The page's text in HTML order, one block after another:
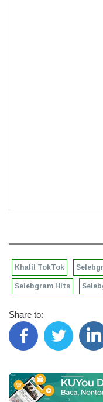
Khalil TokTok
Selebgram Hits
Share to: